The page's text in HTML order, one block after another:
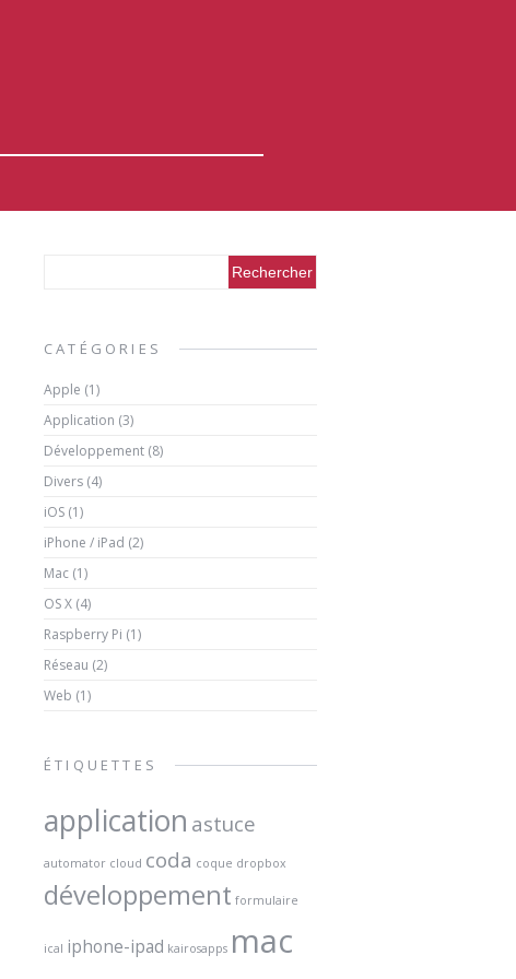
CATÉGORIES
Apple (1)
Application (3)
Développement (8)
Divers (4)
iOS (1)
iPhone / iPad (2)
Mac (1)
OS X (4)
Raspberry Pi (1)
Réseau (2)
Web (1)
ÉTIQUETTES
application astuce
automator cloud coda coque dropbox
développement formulaire
ical iphone-ipad kairosapps mac